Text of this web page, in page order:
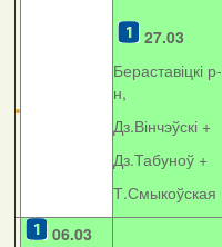
27.03
Бераставіцкі р-
н,
Дз.Вінчэўскі +
Дз.Табуноў +
Т.Смыкоўская
06.03